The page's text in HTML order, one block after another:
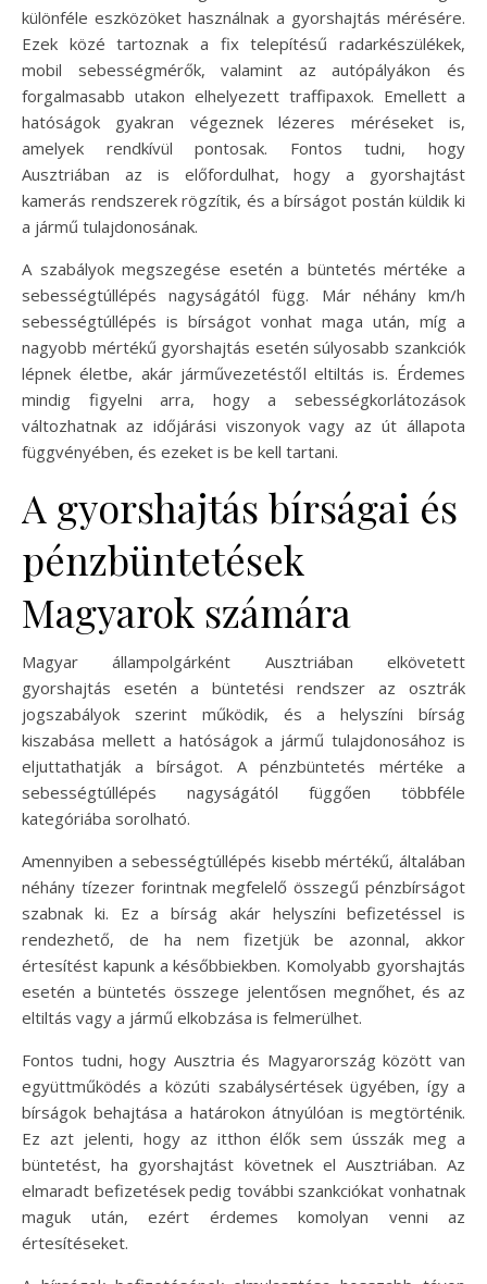
különféle eszközöket használnak a gyorshajtás mérésére.
Ezek közé tartoznak a fix telepítésű radarkészülékek,
mobil sebességmérők, valamint az autópályákon és
forgalmasabb utakon elhelyezett traffipaxok. Emellett a
hatóságok gyakran végeznek lézeres méréseket is,
amelyek rendkívül pontosak. Fontos tudni, hogy
Ausztriában az is előfordulhat, hogy a gyorshajtást
kamerás rendszerek rögzítik, és a bírságot postán küldik ki
a jármű tulajdonosának.
A szabályok megszegése esetén a büntetés mértéke a
sebességtúllépés nagyságától függ. Már néhány km/h
sebességtúllépés is bírságot vonhat maga után, míg a
nagyobb mértékű gyorshajtás esetén súlyosabb szankciók
lépnek életbe, akár járművezetéstől eltiltás is. Érdemes
mindig figyelni arra, hogy a sebességkorlátozások
változhatnak az időjárási viszonyok vagy az út állapota
függvényében, és ezeket is be kell tartani.
A gyorshajtás bírságai és
pénzbüntetések
Magyarok számára
Magyar állampolgárként Ausztriában elkövetett
gyorshajtás esetén a büntetési rendszer az osztrák
jogszabályok szerint működik, és a helyszíni bírság
kiszabása mellett a hatóságok a jármű tulajdonosához is
eljuttathatják a bírságot. A pénzbüntetés mértéke a
sebességtúllépés nagyságától függően többféle
kategóriába sorolható.
Amennyiben a sebességtúllépés kisebb mértékű, általában
néhány tízezer forintnak megfelelő összegű pénzbírságot
szabnak ki. Ez a bírság akár helyszíni befizetéssel is
rendezhető, de ha nem fizetjük be azonnal, akkor
értesítést kapunk a későbbiekben. Komolyabb gyorshajtás
esetén a büntetés összege jelentősen megnőhet, és az
eltiltás vagy a jármű elkobzása is felmerülhet.
Fontos tudni, hogy Ausztria és Magyarország között van
együttműködés a közúti szabálysértések ügyében, így a
bírságok behajtása a határokon átnyúlóan is megtörténik.
Ez azt jelenti, hogy az itthon élők sem ússzák meg a
büntetést, ha gyorshajtást követnek el Ausztriában. Az
elmaradt befizetések pedig további szankciókat vonhatnak
maguk után, ezért érdemes komolyan venni az
értesítéseket.